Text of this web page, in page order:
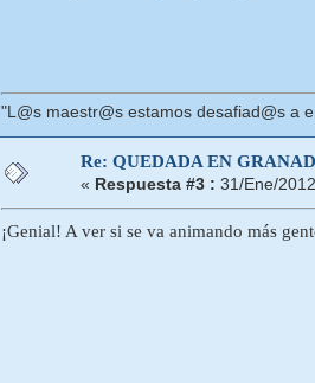
"L@s maestr@s estamos desafiad@s a
Re: QUEDADA EN
« Respuesta #3 : 31/Ene/
¡Genial! A ver si se va animando más